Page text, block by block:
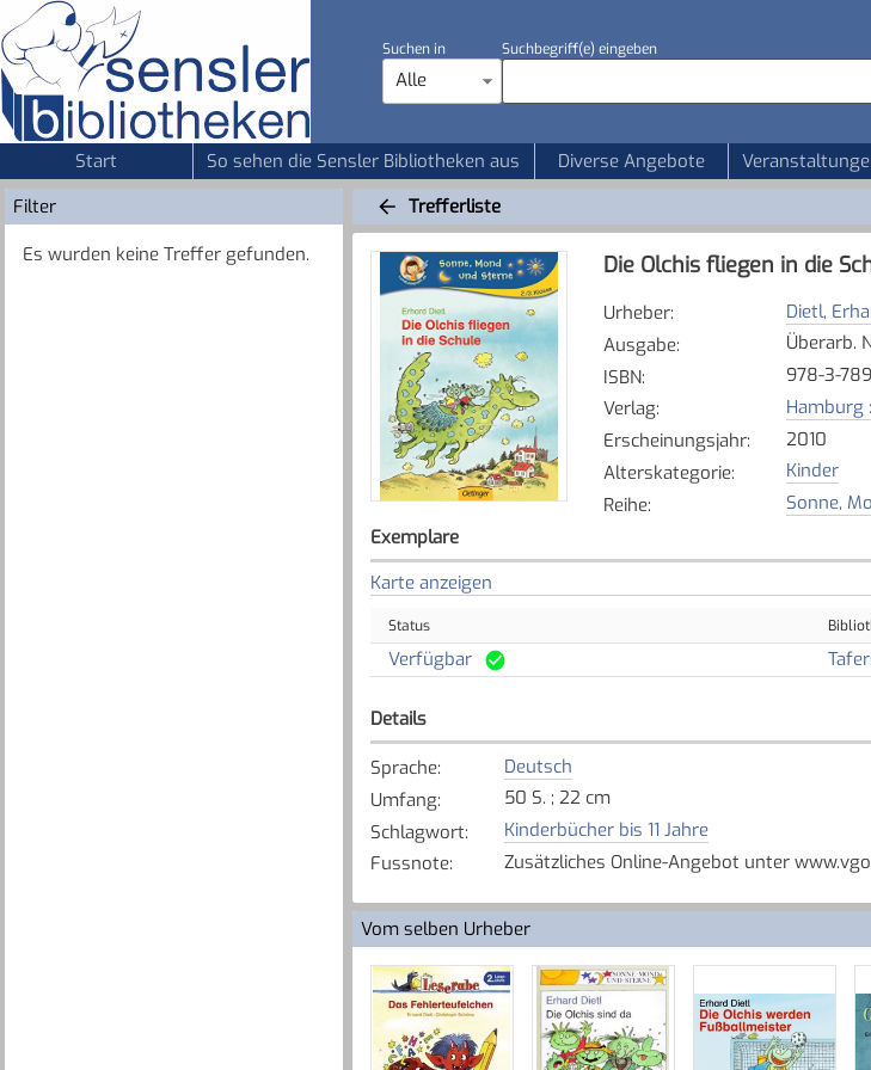
Suchen in
Alle
Suchbegriff(e) eingeben
Start So sehen die Sensler Bibliotheken aus Diverse Angebote
Filter
Es wurden keine Treffer gefunden.
Trefferliste
Die Olchis fliegen in die
Urheber:
Dietl,
Ausgabe:
Überarb.
ISBN:
978-3-
Verlag:
Hamburg
Erscheinungsjahr:
2010
Alterskategorie:
Kinder
Reihe: Sonne,
Exemplare
Karte anzeigen
Status
Verfügbar
Details
Sprache:
Deutsch
Umfang:
50 S. ; 22 cm
Schlagwort:
Kinderbücher bis 11 Jahre
Fussnote: Zusätzliches Online-Angebot unter
Vom selben Urheber